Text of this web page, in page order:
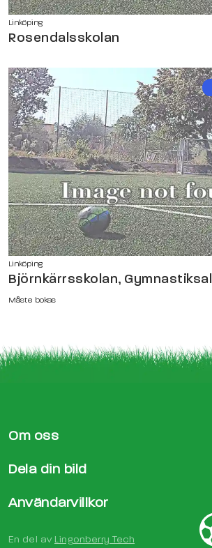
Linköping
Rosendalsskolan
Linköping
Björnkärrsskolan, Gymnastiksal
Måste bokas
Om oss
Dela din bild
Användarvillkor
En del av Lingonberry Tech